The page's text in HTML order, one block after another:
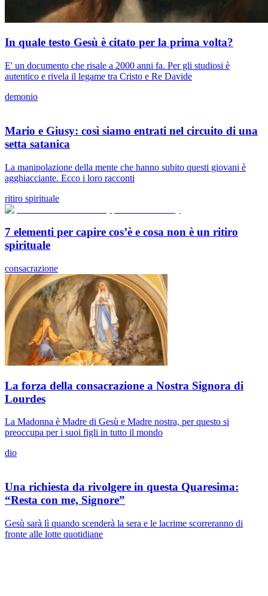
In quale testo Gesù è citato per la prima volta?
E' un documento che risale a 2000 anni fa. Per gli studiosi è
autentico e rivela il legame tra Cristo e Re Davide
demonio
Mario e Giusy: così siamo entrati nel circuito di una
setta satanica
La manipolazione della mente che hanno subito questi giovani è
agghiacciante. Ecco i loro racconti
ritiro spirituale
7 elementi per capire cos’è e cosa non è un ritiro
spirituale
consacrazione
La forza della consacrazione a Nostra Signora di
Lourdes
La Madonna è Madre di Gesù e Madre nostra, per questo si
preoccupa per i suoi figli in tutto il mondo
dio
Una richiesta da rivolgere in questa Quaresima:
“Resta con me, Signore”
Gesù sarà lì quando scenderà la sera e le lacrime scorreranno di
fronte alle lotte quotidiane